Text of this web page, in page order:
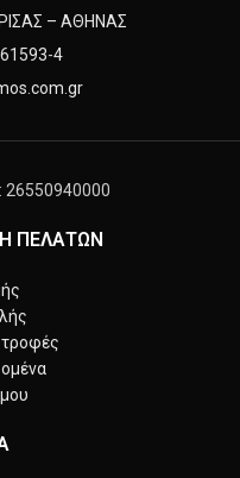
– ΑΘΗΝΑΣ
-4
26550940000
ΠΕΛΑΤΩΝ